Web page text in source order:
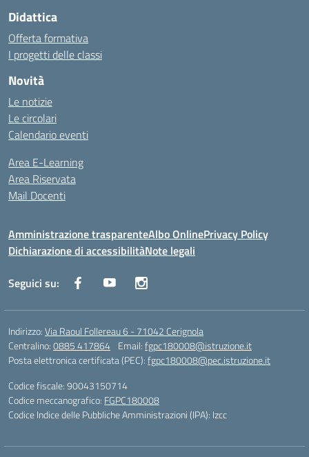
Didattica
Offerta formativa
I progetti delle classi
Novità
Le notizie
Le circolari
Calendario eventi
Area E-Learning
Area Riservata
Mail Docenti
Amministrazione trasparenteAlbo OnlinePrivacy Policy
Dichiarazione di accessibilitàNote legali
Seguici su:
Indirizzo:Via Raoul Follereau 6 - 71042 Cerignola
Centralino:0885 417864 Email:fgpc180008@istruzione.it
Posta elettronica certificata (PEC):fgpc180008@pec.istruzione.it
Codice fiscale: 90043150714
Codice meccanografico: FGPC180008
Codice Indice delle Pubbliche Amministrazioni (IPA): lzcc